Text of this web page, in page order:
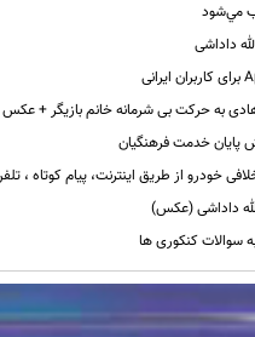
مي‌شود
داداشی
به حرکت بی شرمانه خانم بازیگر + عکس
خودرو از طریق اینترنت، پیام کوتاه ،
داداشی (عکس)
سوالات کنکوری ها